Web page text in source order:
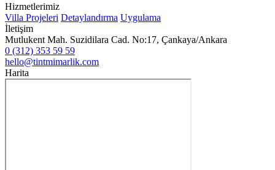
Hizmetlerimiz
Villa Projeleri Detaylandırma Uygulama
İletişim
Mutlukent Mah. Suzidilara Cad. No:17, Çankaya/Ankara
0 (312) 353 59 59
hello@tintmimarlik.com
Harita